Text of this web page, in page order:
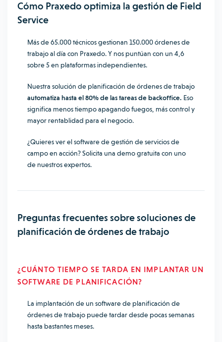
Cómo Praxedo optimiza la gestión de Field
Service
Más de 65.000 técnicos gestionan 150.000 órdenes de
trabajo al día con Praxedo. Y nos puntúan con un 4,6
sobre 5 en plataformas independientes.
Nuestra solución de planificación de órdenes de trabajo
automatiza hasta el 80% de las tareas de backoffice. Eso
significa menos tiempo apagando fuegos, más control y
mayor rentablidad para el negocio.
¿Quieres ver el software de gestión de servicios de
campo en acción? Solicita una demo gratuita con uno
de nuestros expertos.
Preguntas frecuentes sobre soluciones de
planificación de órdenes de trabajo
¿CUÁNTO TIEMPO SE TARDA EN IMPLANTAR UN
SOFTWARE DE PLANIFICACIÓN?
La implantación de un software de planificación de
órdenes de trabajo puede tardar desde pocas semanas
hasta bastantes meses.